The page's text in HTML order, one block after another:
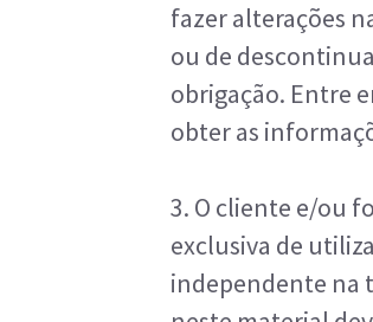
fazer alterações
ou de
obrigação. Entre
obter as
3. O cliente e/ou
exclusiva de
independente na